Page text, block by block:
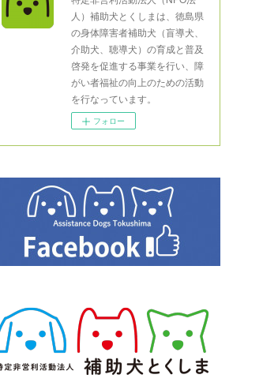
人）補助犬とくしまは、徳島県
の身体障害者補助犬（盲導犬、
介助犬、聴導犬）の育成と普及
啓発を促進する事業を行い、障
がい者福祉の向上のための活動
を行なっています。
フォロー